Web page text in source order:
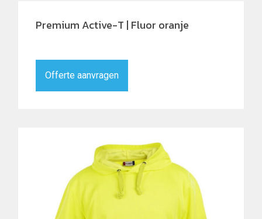
Premium Active-T | Fluor oranje
Offerte aanvragen